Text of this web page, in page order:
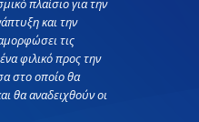
πλαίσιο για την
και την
τις
φιλικό προς την
στο οποίο θα
θα αναδειχθούν οι